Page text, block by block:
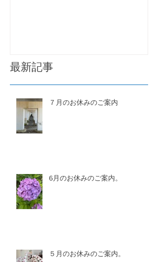
最新記事
７月のお休みのご案内
6月のお休みのご案内。
５月のお休みのご案内。